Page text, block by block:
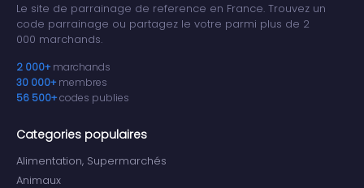
Le site de parrainage de reference en France. Trouvez un
code parrainage ou partagez le votre parmi plus de 2
000 marchands.
2 000+ marchands
30 000+ membres
56 500+codes publies
Categories populaires
Alimentation, Supermarchés
Animaux